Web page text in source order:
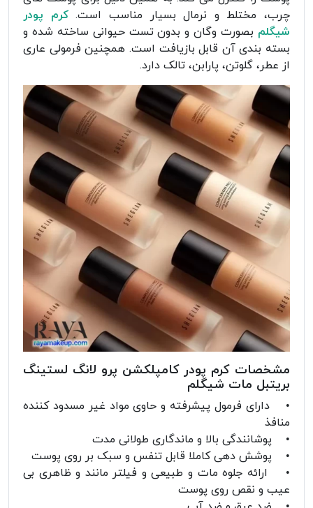
چرب، مختلط و نرمال بسیار مناسب است.کرم پودر
شیگلم بصورت وگان و بدون تست حیوانی ساخته شده و
بسته بندی آن قابل بازیافت است. همچنین فرمولی عاری
از عطر، گلوتن، پارابن، تالک دارد.
مشخصات کرم پودر کامپلکشن پرو لانگ لستینگ
بریتبل مات شیگلم
• دارای فرمول پیشرفته و حاوی مواد غیر مسدود کننده
منافذ
• پوشانندگی بالا و ماندگاری طولانی مدت
• پوشش دهی کاملا قابل تنفس و سبک بر روی پوست
• ارائه جلوه مات و طبیعی و فیلتر مانند و ظاهری بی
عیب و نقص روی پوست